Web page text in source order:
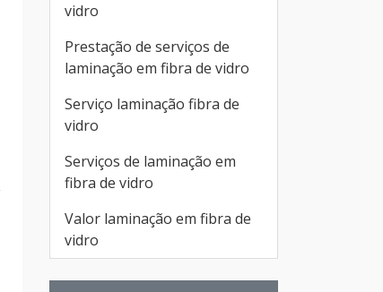
vidro
Prestação de serviços de
laminação em fibra de vidro
Serviço laminação fibra de
vidro
Serviços de laminação em
fibra de vidro
Valor laminação em fibra de
vidro